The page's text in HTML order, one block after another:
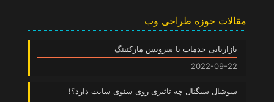
مقالات حوزه طراحی وب
بازاریابی خدمات یا سرویس مارکتینگ
2022-09-22
سوشال سیگنال چه تاثیری روی سئوی سایت دارد؟!